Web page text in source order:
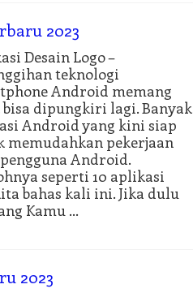
2023
Desain Logo –
teknologi
Android memang
dipungkiri lagi. Banyak
Android yang kini siap
memudahkan pekerjaan
Android.
seperti 10 aplikasi
bahas kali ini. Jika dulu
Kamu …
2023